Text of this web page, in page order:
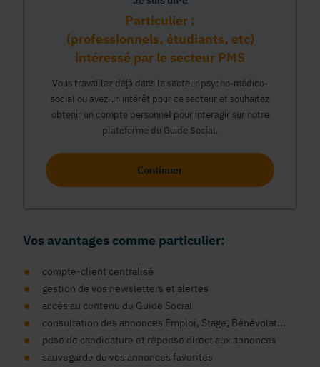
Particulier :
(professionnels, étudiants, etc)
intéressé par le secteur PMS
Vous travaillez déjà dans le secteur psycho-médico-
social ou avez un intérêt pour ce secteur et souhaitez
obtenir un compte personnel pour interagir sur notre
plateforme du Guide Social.
Continuer
Vos avantages comme particulier:
compte-client centralisé
gestion de vos newsletters et alertes
accés au contenu du Guide Social
consultation des annonces Emploi, Stage, Bénévolat...
pose de candidature et réponse direct aux annonces
sauvegarde de vos annonces favorites